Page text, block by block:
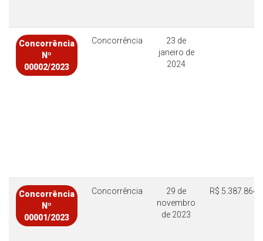
Concorrência
Nº
00002/2023
Concorrência
23 de
janeiro de
2024
Concorrência
Nº
00001/2023
Concorrência
29 de
novembro
de 2023
R$